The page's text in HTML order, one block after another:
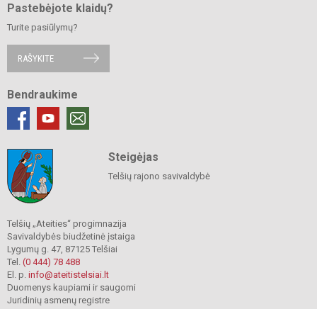
Pastebėjote klaidų?
Turite pasiūlymų?
RAŠYKITE
Bendraukime
Steigėjas
Telšių rajono savivaldybė
Telšių „Ateities“ progimnazija
Savivaldybės biudžetinė įstaiga
Lygumų g. 47, 87125 Telšiai
Tel. (0 444) 78 488
El. p. info@ateitistelsiai.lt
Duomenys kaupiami ir saugomi
Juridinių asmenų registre